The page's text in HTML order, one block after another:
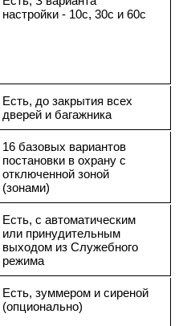
настройки - 10с, 30с и 60с
Есть, до закрытия всех
дверей и багажника
16 базовых вариантов
постановки в охрану с
отключенной зоной
(зонами)
Есть, с автоматическим
или принудительным
выходом из Служебного
режима
Есть, зуммером и сиреной
(опционально)